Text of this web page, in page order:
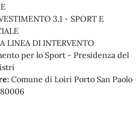
3.1 - SPORT E
LINEA DI INTERVENTO
per lo Sport - Presidenza del
Comune di Loiri Porto San Paolo